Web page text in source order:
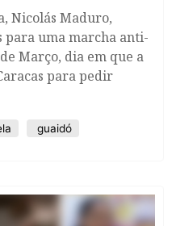
Nicolás Maduro,
para uma marcha anti-
Março, dia em que a
para pedir
guaidó